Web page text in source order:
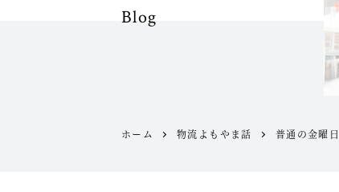
Blog
ホーム 物流よもやま話 普通の金曜日